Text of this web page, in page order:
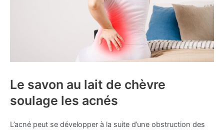
Le savon au lait de chèvre
soulage les acnés
L’acné peut se développer à la suite d’une obstruction des